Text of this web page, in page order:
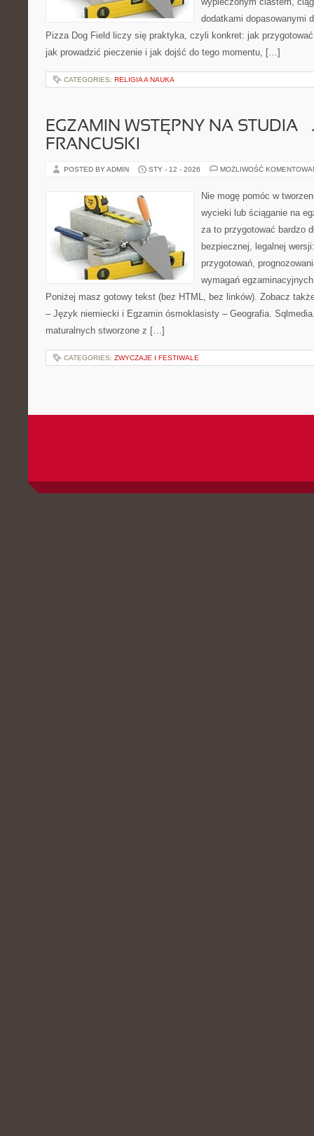
dodatkami dopasowanymi
Pizza Dog Field liczy się praktyka, czyli konkret: jak
jak prowadzić pieczenie i jak dojść do tego momentu, […]
CATEGORIES: RELIGIA A NAUKA
EGZAMIN WSTĘPNY NA STUDIA –
FRANCUSKI
POSTED BY ADMIN STY - 12 - 2026 MOŻLIWOŚĆ
Nie mogę pomóc w
wycieki lub ściąganie na
za to przygotować bardzo
bezpiecznej, legalnej
przygotowań,
wymagań
Poniżej masz gotowy tekst (bez HTML, bez linków). Zobacz
– Język niemiecki i Egzamin ósmoklasisty – Geografia.
maturalnych stworzone z […]
CATEGORIES: ZWYCZAJE I FESTIWALE